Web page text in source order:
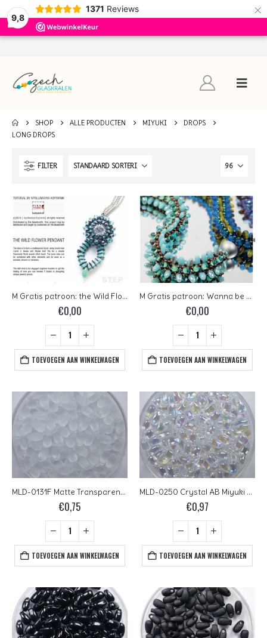
9,8
1371 Reviews ×
SHOP ALLE PRODUCTEN MIYUKI
DROPS
LONG DROPS
FILTER
M Gratis patroon: the Wild Flower pendant
€0,00
TOEVOEGEN AAN WINKELWAGEN
M Gratis patroon: Wanna be a Butterfly
€0,00
TOEVOEGEN AAN WINKELWAGEN
MLD-0131F Matte Transparent Crystal Miyuki Long Drops 3×5,5 mm
€0,75
TOEVOEGEN AAN WINKELWAGEN
MLD-0250 Crystal AB Miyuki Long Drops 3×5,5 mm
€0,97
TOEVOEGEN AAN WINKELWAGEN